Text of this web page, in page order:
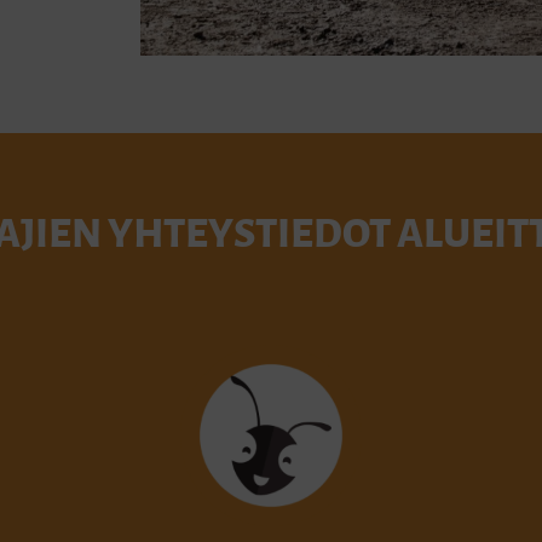
YHTEYSTIEDOT